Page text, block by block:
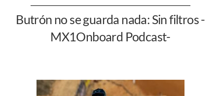
Butrón no se guarda nada: Sin filtros -
MX1Onboard Podcast-